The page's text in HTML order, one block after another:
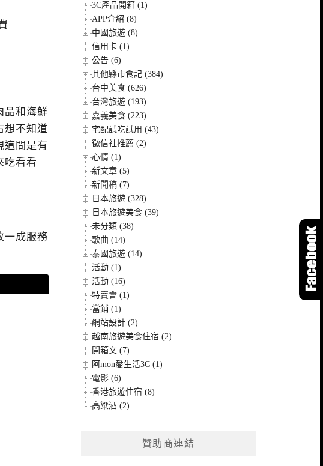
品和海鮮
想不知道
這間是有
吃看看
一成服務
3C產品開箱 (1)
APP介紹 (8)
中國旅遊 (8)
信用卡 (1)
公告 (6)
其他縣市食記 (384)
台中美食 (626)
台灣旅遊 (193)
嘉義美食 (223)
宅配試吃試用 (43)
徵信社推薦 (2)
心情 (1)
新文章 (5)
新聞稿 (7)
日本旅遊 (328)
日本旅遊美食 (39)
未分類 (38)
歌曲 (14)
泰國旅遊 (14)
活動 (1)
活動 (16)
特賣會 (1)
當鋪 (1)
網站設計 (2)
越南旅遊美食住宿 (2)
開箱文 (7)
阿mon愛生活3C (1)
電影 (6)
香港旅遊住宿 (8)
高粱酒 (2)
贊助商連結